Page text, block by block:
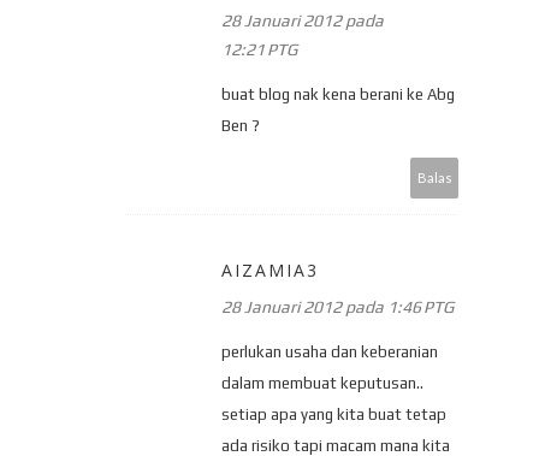
28 Januari 2012 pada
12:21 PTG
buat blog nak kena berani ke Abg
Ben ?
Balas
AIZAMIA3
28 Januari 2012 pada 1:46 PTG
perlukan usaha dan keberanian
dalam membuat keputusan..
setiap apa yang kita buat tetap
ada risiko tapi macam mana kita